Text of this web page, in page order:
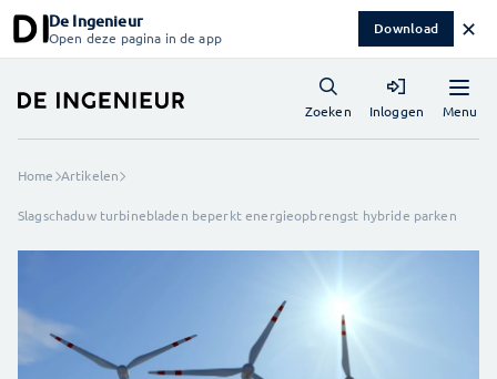
De Ingenieur
Open deze pagina in de app Download ✕
Menu
Zoeken Inloggen
Home Artikelen
Slagschaduw turbinebladen beperkt energieopbrengst hybride parken